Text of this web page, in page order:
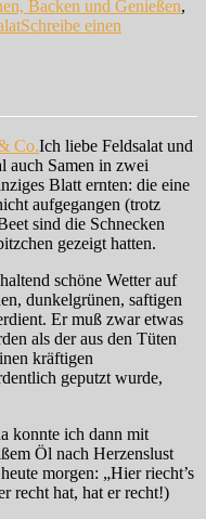
Backen und Genießen,
Schreibe einen
Ich liebe Feldsalat und
auch Samen in zwei
Blatt ernten: die eine
aufgegangen (trotz
sind die Schnecken
gezeigt hatten.
schöne Wetter auf
dunkelgrünen, saftigen
Er muß zwar etwas
als der aus den Tüten
kräftigen
geputzt wurde,
konnte ich dann mit
Öl nach Herzenslust
morgen: „Hier riecht’s
recht hat, hat er recht!)